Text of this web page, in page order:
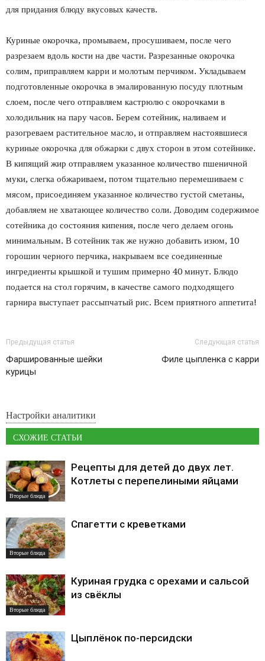
для придания блюду вкусовых качеств.
Куриные окорочка, промываем, просушиваем, после чего
разрезаем вдоль кости на две части. Разрезанные окорочка
солим, приправляем карри и молотым перчиком. Укладываем
подготовленные окорочка в эмалированную посуду плотным
слоем, после чего отправляем кастрюлю с окорочками в
холодильник на пару часов. Берем сотейник, наливаем и
разогреваем растительное масло, и отправляем настоявшиеся
куриные окорочка для обжарки с двух сторон в этом сотейнике.
В кипящий жир отправляем указанное количество пшеничной
муки, слегка обжариваем, потом тщательно перемешиваем с
мясом, присоединяем указанное количество густой сметаны,
добавляем не хватающее количество соли. Доводим содержимое
сотейника до состояния кипения, после чего делаем огонь
минимальным. В сотейник так же нужно добавить изюм, 10
горошин черного перчика, накрываем все соединенные
ингредиенты крышкой и тушим примерно 40 минут. Блюдо
подается на стол горячим, в качестве самого подходящего
гарнира выступает рассыпчатый рис. Всем приятного аппетита!
Предыдущая статья
Фаршированные шейки
курицы
Следующая статья
Филе цыпленка с карри
Настройки аналитики
СХОЖИЕ СТАТЬИ
Вторые блюда
Рецепты для детей до двух лет.
Котлеты с перепелиными яйцами
Вторые блюда
Спагетти с креветками
Вторые блюда
Куриная грудка с орехами и сальсой
из свёклы
Цыплёнок по-персидски